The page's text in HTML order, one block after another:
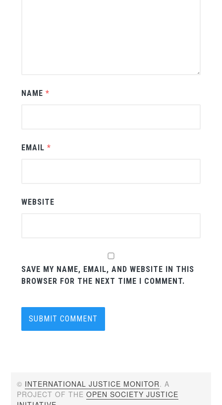
NAME *
EMAIL *
WEBSITE
SAVE MY NAME, EMAIL, AND WEBSITE IN THIS
BROWSER FOR THE NEXT TIME I COMMENT.
© INTERNATIONAL JUSTICE MONITOR. A
PROJECT OF THEOPEN SOCIETY JUSTICE